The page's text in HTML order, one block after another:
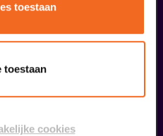
toestaan
toestaan
cookies